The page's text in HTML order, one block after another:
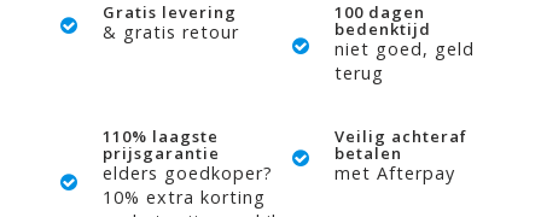
Gratis levering
& gratis retour
100 dagen
bedenktijd
niet goed, geld
terug
110% laagste
prijsgarantie
elders goedkoper?
10% extra korting
Veilig achteraf
betalen
met Afterpay